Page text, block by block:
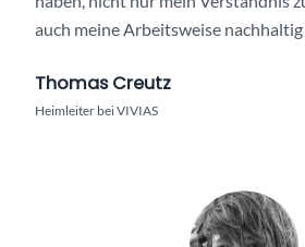
auch meine Arbeitsweise
Thomas Creutz
Heimleiter bei VIVIAS